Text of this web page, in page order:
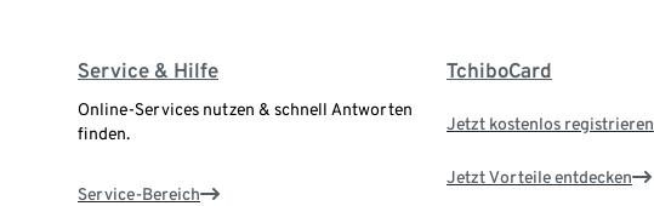
Service & Hilfe
Online-Services nutzen & schnell Antworten
finden.
Service-Bereich
TchiboCard
Jetzt kostenlos registrieren
Jetzt Vorteile entdecken